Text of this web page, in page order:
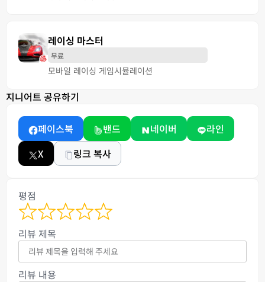
레이싱 마스터
무료
모바일 레이싱 게임시뮬레이션
지니어트 공유하기
페이스북 밴드 네이버
라인
X
링크 복사
평점
리뷰 제목
리뷰 내용